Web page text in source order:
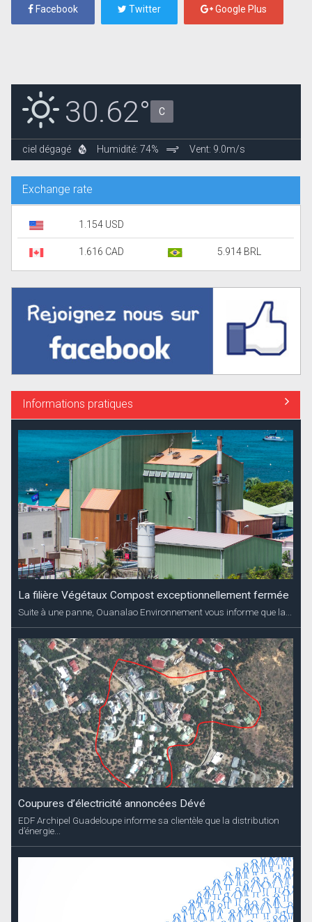
Facebook Twitter Google Plus
30.62° C
ciel dégagé Humidité: 74% Vent: 9.0m/s
Exchange rate
1.154 USD
1.616 CAD 5.914 BRL
Informations pratiques
La filière Végétaux Compost exceptionnellement fermée
Suite à une panne, Ouanalao Environnement vous informe que la...
Coupures d’électricité annoncées Dévé
EDF Archipel Guadeloupe informe sa clientèle que la distribution
d’énergie...